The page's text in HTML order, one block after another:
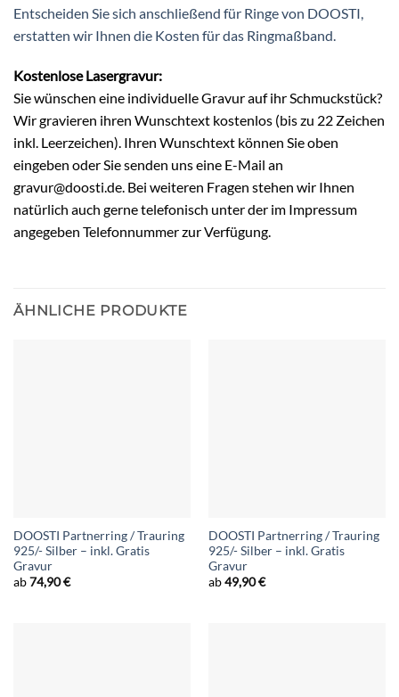
Entscheiden Sie sich anschließend für Ringe von DOOSTI,
erstatten wir Ihnen die Kosten für das Ringmaßband.
Kostenlose Lasergravur:
Sie wünschen eine individuelle Gravur auf ihr Schmuckstück?
Wir gravieren ihren Wunschtext kostenlos (bis zu 22 Zeichen
inkl. Leerzeichen). Ihren Wunschtext können Sie oben
eingeben oder Sie senden uns eine E-Mail an
gravur@doosti.de. Bei weiteren Fragen stehen wir Ihnen
natürlich auch gerne telefonisch unter der im Impressum
angegeben Telefonnummer zur Verfügung.
ÄHNLICHE PRODUKTE
DOOSTI Partnerring / Trauring
925/- Silber – inkl. Gratis
Gravur
ab74,90€
DOOSTI Partnerring / Trauring
925/- Silber – inkl. Gratis
Gravur
ab49,90€